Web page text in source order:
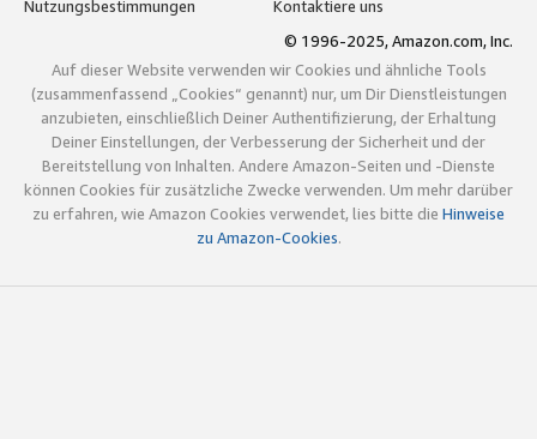
Nutzungsbestimmungen
Kontaktiere uns
© 1996-2025, Amazon.com, Inc.
Auf dieser Website verwenden wir Cookies und ähnliche Tools
(zusammenfassend „Cookies“ genannt) nur, um Dir Dienstleistungen
anzubieten, einschließlich Deiner Authentifizierung, der Erhaltung
Deiner Einstellungen, der Verbesserung der Sicherheit und der
Bereitstellung von Inhalten. Andere Amazon-Seiten und -Dienste
können Cookies für zusätzliche Zwecke verwenden. Um mehr darüber
zu erfahren, wie Amazon Cookies verwendet, lies bitte die Hinweise
zu Amazon-Cookies.